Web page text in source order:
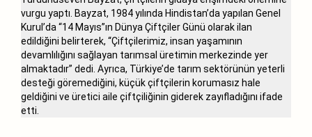
vurgu yaptı. Bayzat, 1984 yılında Hindistan’da yapılan Genel
Kurul’da “14 Mayıs”ın Dünya Çiftçiler Günü olarak ilan
edildiğini belirterek, “Çiftçilerimiz, insan yaşamının
devamlılığını sağlayan tarımsal üretimin merkezinde yer
almaktadır” dedi. Ayrıca, Türkiye’de tarım sektörünün yeterli
desteği göremediğini, küçük çiftçilerin korumasız hale
geldiğini ve üretici aile çiftçiliğinin giderek zayıfladığını ifade
etti.